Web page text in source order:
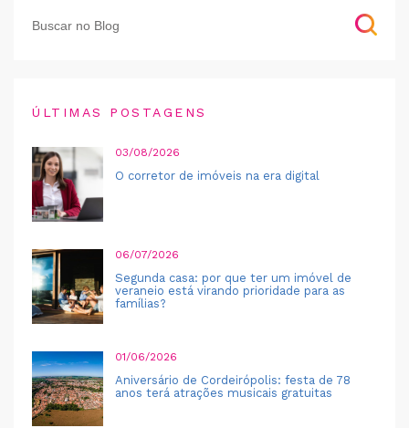
ÚLTIMAS POSTAGENS
03/08/2026
O corretor de imóveis na era digital
06/07/2026
Segunda casa: por que ter um imóvel de
veraneio está virando prioridade para as
famílias?
01/06/2026
Aniversário de Cordeirópolis: festa de 78
anos terá atrações musicais gratuitas